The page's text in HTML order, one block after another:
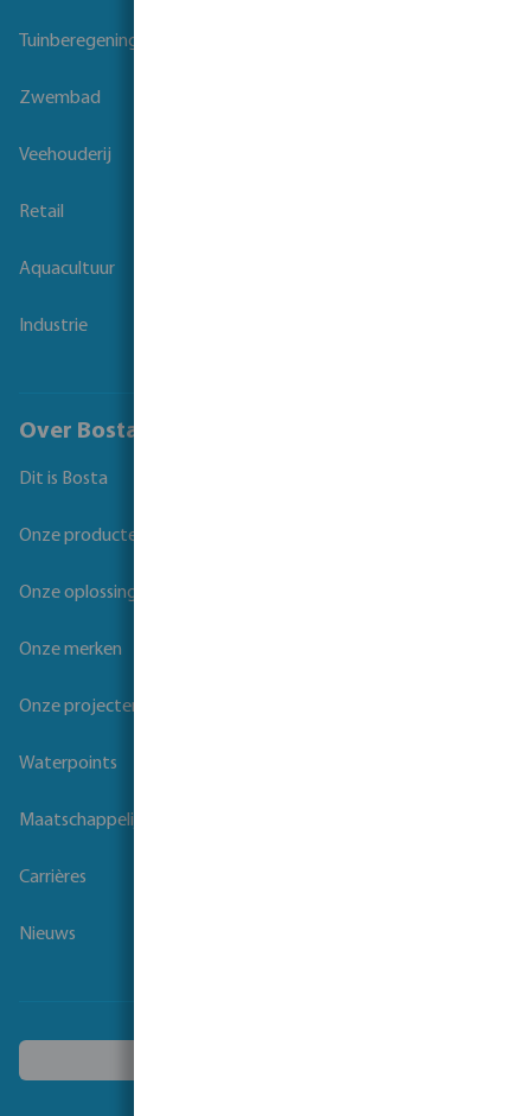
Tuinberegening
Zwembad
Veehouderij
Retail
Aquacultuur
Industrie
Over Bosta
Dit is Bosta
Onze producten
Onze oplossingen
Onze merken
Onze projecten
Waterpoints
Maatschappelijk verantwoord ondernemen
Carrières
Nieuws